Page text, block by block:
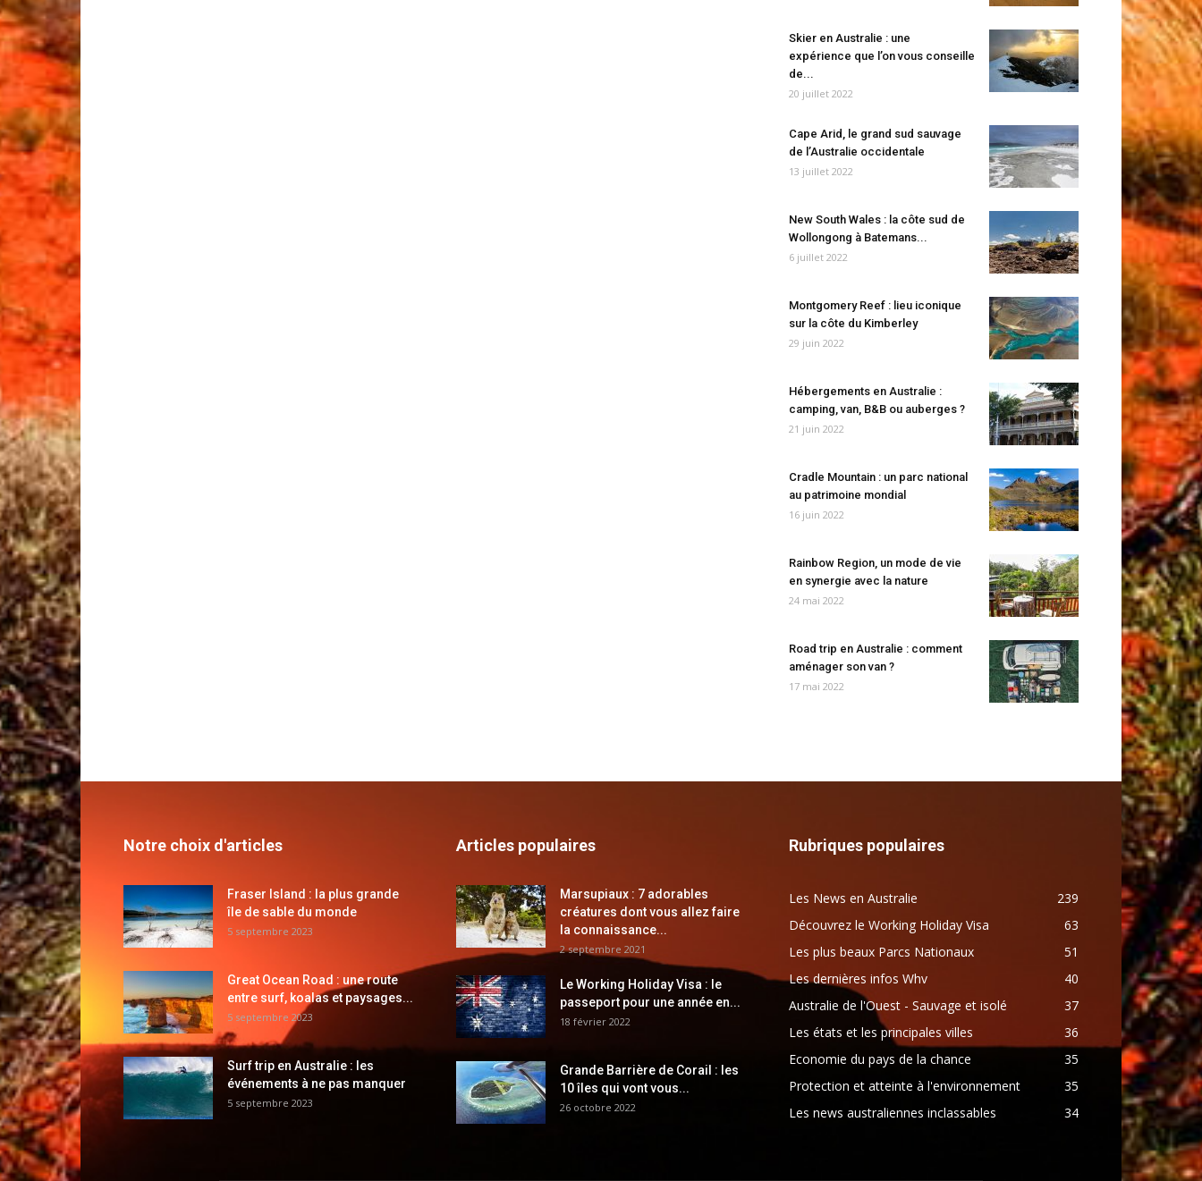
Skier en Australie : une
expérience que l’on vous conseille
de...
20 juillet 2022
Cape Arid, le grand sud sauvage
de l’Australie occidentale
13 juillet 2022
New South Wales : la côte sud de
Wollongong à Batemans...
6 juillet 2022
Montgomery Reef : lieu iconique
sur la côte du Kimberley
29 juin 2022
Hébergements en Australie :
camping, van, B&B ou auberges ?
21 juin 2022
Cradle Mountain : un parc national
au patrimoine mondial
16 juin 2022
Rainbow Region, un mode de vie
en synergie avec la nature
24 mai 2022
Road trip en Australie : comment
aménager son van ?
17 mai 2022
Notre choix d'articles
Fraser Island : la plus grande
île de sable du monde
5 septembre 2023
Great Ocean Road : une route
entre surf, koalas et paysages...
5 septembre 2023
Surf trip en Australie : les
événements à ne pas manquer
5 septembre 2023
Articles populaires
Marsupiaux : 7 adorables
créatures dont vous allez faire
la connaissance...
2 septembre 2021
Le Working Holiday Visa : le
passeport pour une année en...
18 février 2022
Grande Barrière de Corail : les
10 îles qui vont vous...
26 octobre 2022
Rubriques populaires
Les News en Australie
239
Découvrez le Working Holiday Visa
63
Les plus beaux Parcs Nationaux
51
Les dernières infos Whv
40
Australie de l'Ouest - Sauvage et isolé
37
Les états et les principales villes
36
Economie du pays de la chance
35
Protection et atteinte à l'environnement
35
Les news australiennes inclassables
34